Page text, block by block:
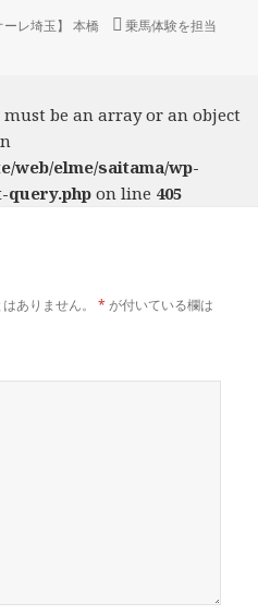
ーレ埼玉】 本橋
カ
乗馬体験を担当
be an array or an object
web/elme/saitama/wp-
query.php on line 405
ありません。 * が付いている欄は